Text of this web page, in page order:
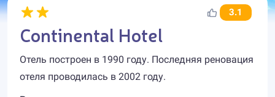
3.1
Continental Hotel
Отель построен в 1990 году. Последняя реновация
отеля проводилась в 2002 году.